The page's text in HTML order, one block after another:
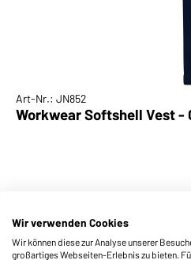
Art-Nr.: JN852
Workwear Softshell Vest -
Wir verwenden Cookies
Wir können diese zur Analyse unserer
großartiges Webseiten-Erlebnis zu bieten.